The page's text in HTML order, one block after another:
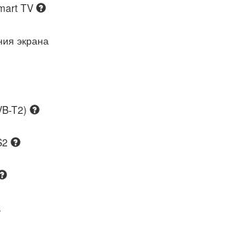
TV
экрана
T2)